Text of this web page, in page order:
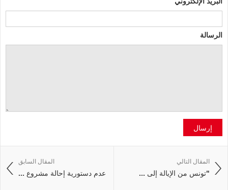
الرسالة
إرسال
المقال السابق
عدم دستورية إحالة مشروع ...
المقال التالي
"تونس من الإيالة إلى ...